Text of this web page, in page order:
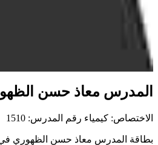
المدرس معاذ حسن
الاختصاص: كيمياء رقم المدرس: 1510
بطاقة المدرس معاذ حسن الظهوري في